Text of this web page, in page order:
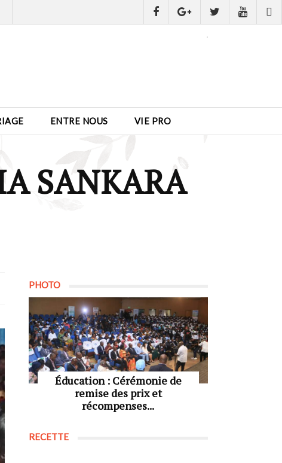
ENTRE NOUS VIE PRO
SANKARA
PHOTO
Éducation : Cérémonie de
remise des prix et
récompenses...
RECETTE